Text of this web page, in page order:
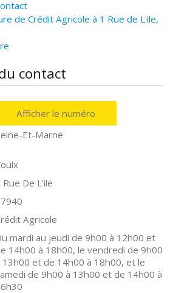
de Crédit Agricole à 1 Rue de L'ile,
contact
Afficher le numéro
Et-Marne
Rue De L'ile
Agricole
mardi au jeudi de 9h00 à 12h00 et
14h00 à 18h00, le vendredi de 9h00
13h00 et de 14h00 à 18h00, et le
de 9h00 à 13h00 et de 14h00 à